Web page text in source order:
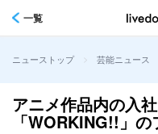
一覧
ニューストップ > 芸能ニュース
アニメ作品内の入
「WORKING!!」